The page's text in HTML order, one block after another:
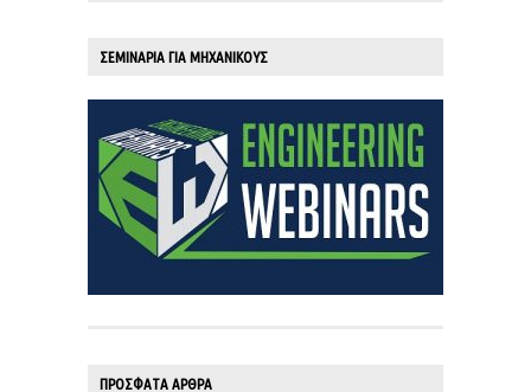
ΣΕΜΙΝΑΡΙΑ ΓΙΑ ΜΗΧΑΝΙΚΟΥΣ
ΠΡΟΣΦΑΤΑ ΑΡΘΡΑ